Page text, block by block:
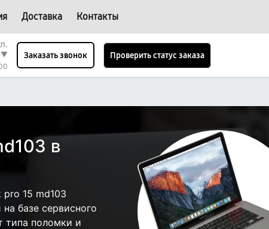
Доставка Контакты
▼
Заказать звонок Проверить статус заказа
в
15 md103
базе сервисного
типа поломки и